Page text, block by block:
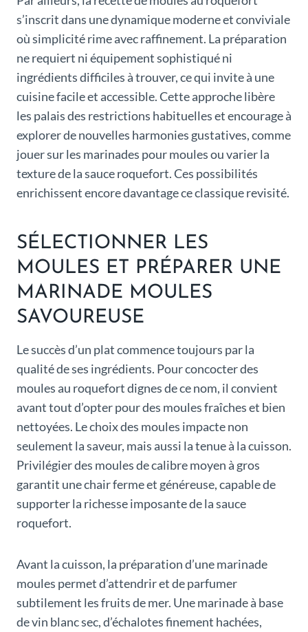
s’inscrit dans une dynamique moderne et conviviale
où simplicité rime avec raffinement. La préparation
ne requiert ni équipement sophistiqué ni
ingrédients difficiles à trouver, ce qui invite à une
cuisine facile et accessible. Cette approche libère
les palais des restrictions habituelles et encourage à
explorer de nouvelles harmonies gustatives, comme
jouer sur les marinades pour moules ou varier la
texture de la sauce roquefort. Ces possibilités
enrichissent encore davantage ce classique revisité.
SÉLECTIONNER LES
MOULES ET PRÉPARER UNE
MARINADE MOULES
SAVOUREUSE
Le succès d’un plat commence toujours par la
qualité de ses ingrédients. Pour concocter des
moules au roquefort dignes de ce nom, il convient
avant tout d’opter pour des moules fraîches et bien
nettoyées. Le choix des moules impacte non
seulement la saveur, mais aussi la tenue à la cuisson.
Privilégier des moules de calibre moyen à gros
garantit une chair ferme et généreuse, capable de
supporter la richesse imposante de la sauce
roquefort.
Avant la cuisson, la préparation d’une marinade
moules permet d’attendrir et de parfumer
subtilement les fruits de mer. Une marinade à base
de vin blanc sec, d’échalotes finement hachées,